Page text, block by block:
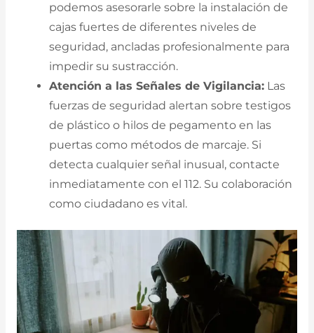
podemos asesorarle sobre la instalación de
cajas fuertes de diferentes niveles de
seguridad, ancladas profesionalmente para
impedir su sustracción.
Atención a las Señales de Vigilancia: Las
fuerzas de seguridad alertan sobre testigos
de plástico o hilos de pegamento en las
puertas como métodos de marcaje. Si
detecta cualquier señal inusual, contacte
inmediatamente con el 112. Su colaboración
como ciudadano es vital.